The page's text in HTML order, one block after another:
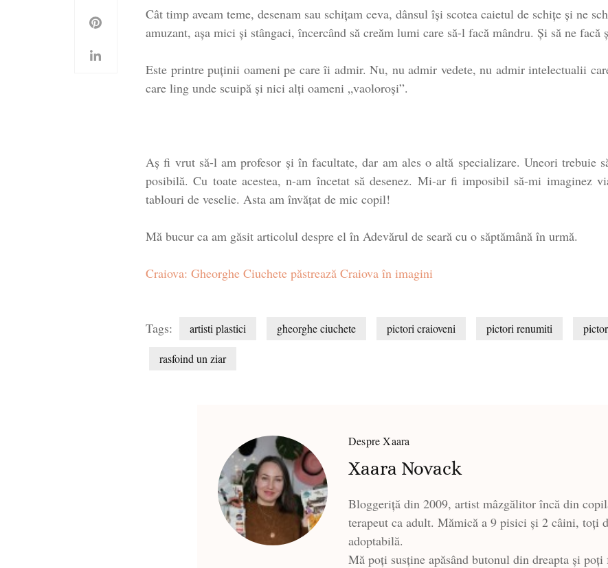
Cât timp aveam teme, desenam sau schițam ceva, dânsul își scotea caietul de schițe și ne
amuzant, așa mici și stângaci, încercând să creăm lumi care să-l facă mândru. Și să ne facă
Este printre puţinii oameni pe care îi admir. Nu, nu admir vedete, nu admir intelectualii
care ling unde scuipă şi nici alţi oameni „vaoloroşi”.
Aş fi vrut să-l am profesor şi în facultate, dar am ales o altă specializare. Uneori trebuie
posibilă. Cu toate acestea, n-am încetat să desenez. Mi-ar fi imposibil să-mi imaginez
tablouri de veselie. Asta am învățat de mic copil!
Mă bucur ca am găsit articolul despre el în Adevărul de seară cu o săptămână în urmă.
Craiova: Gheorghe Ciuchete păstrează Craiova în imagini
Tags: artisti plastici gheorghe ciuchete pictori craioveni pictori renumiti
rasfoind un ziar
Despre Xaara
Xaara Novack
Bloggeriță din 2009, artist mâzgălitor încă din
terapeut ca adult. Mămică a 9 pisici și 2 câini, toți
adoptabilă.
Mă poți susține apăsând butonul din dreapta și poți